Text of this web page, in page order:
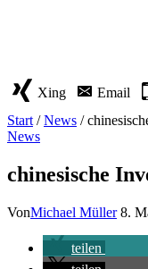
Xing Email
Start / News /
News
chinesische
VonMichael Müller 8.
teilen